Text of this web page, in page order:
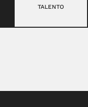
TALENTO